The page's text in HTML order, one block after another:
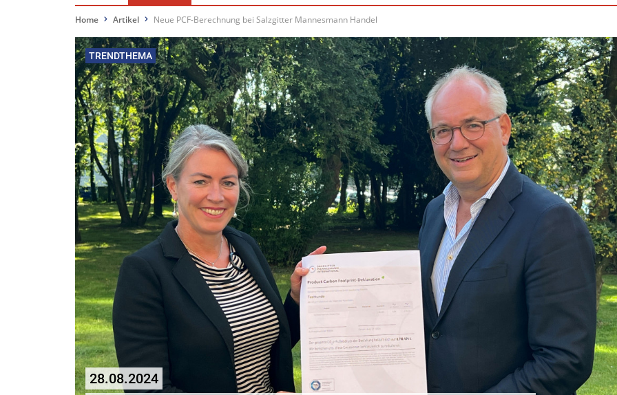
Home Artikel Neue PCF-Berechnung bei Salzgitter Mannesmann Handel
TRENDTHEMA
28.08.2024